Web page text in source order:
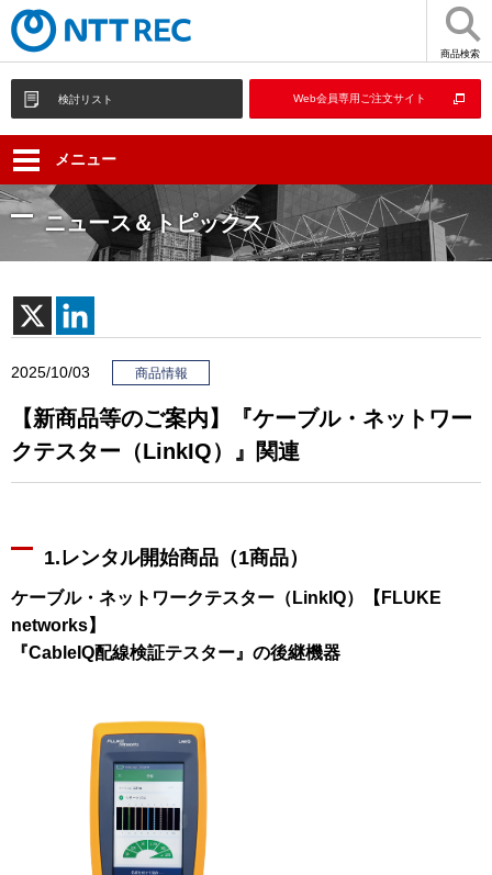
商品検索
検討リスト Web会員専用ご注文サイト
メニュー
ニュース＆トピックス
2025/10/03 商品情報
【新商品等のご案内】『ケーブル・ネットワー
クテスター（LinkIQ）』関連
1.レンタル開始商品（1商品）
ケーブル・ネットワークテスター（LinkIQ）【FLUKE
networks】
『CableIQ配線検証テスター』の後継機器